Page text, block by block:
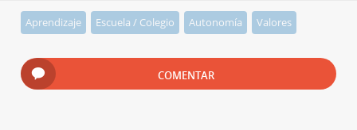
Aprendizaje Escuela / Colegio Autonomía Valores
COMENTAR